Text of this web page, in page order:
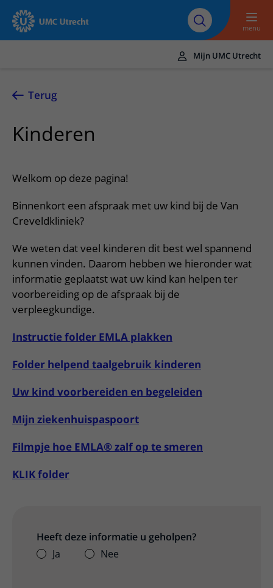
Naar hoofdinhoud
Over UMC
Utrecht
Research
Werken bij het UMC
Utrecht
menu
UMC Utrecht
Zorg en behandeling
Behandelingen
Poliklinieken
Onze zorgverleners
Onderzoeken en diagnostiek
Het Wilhelmina Kinderziekenhuis
Bezoek aan de polikliniek
Voorbereiding op uw afspraak
Bloedprikken
Wachttijden
Wijzigen patiëntgegevens
Mijn UMC Utrecht patiëntportaal
Op bezoek in het UMC Utrecht
Winkels en restaurants
Faciliteiten en voorzieningen
Bezoekregels
Contact en route
Spoed
Contactgegevens
Route naar het ziekenhuis
Parkeren
Wegwijs in het ziekenhuis
Het Wilhelmina Kinderziekenhuis
Verwijzers
Patiënt verwijzen
Teleconsult aanvragen
Diagnostiek aanvragen
Zorgverlenersportaal
Meer UMC Utrecht
Over UMC Utrecht
Onderwijs
Werken bij het UMC Utrecht
Mijn UMC Utrecht
Terug
Kinderen
Welkom op deze pagina!
Binnenkort een afspraak met uw kind bij de Van
Creveldkliniek?
We weten dat veel kinderen dit best wel spannend
kunnen vinden. Daarom hebben we hieronder wat
informatie geplaatst wat uw kind kan helpen ter
voorbereiding op de afspraak bij de
verpleegkundige.
Instructie folder EMLA plakken
Folder helpend taalgebruik kinderen
Uw kind voorbereiden en begeleiden
Mijn ziekenhuispaspoort
Filmpje hoe EMLA® zalf op te smeren
KLIK folder
Heeft deze informatie u geholpen?
Ja
Nee